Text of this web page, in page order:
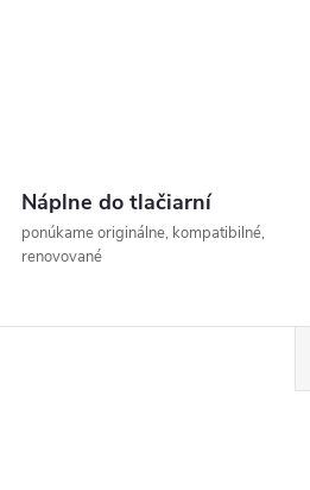
Náplne do tlačiarní
ponúkame originálne, kompatibilné,
renovované